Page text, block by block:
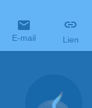
E-mail Lien